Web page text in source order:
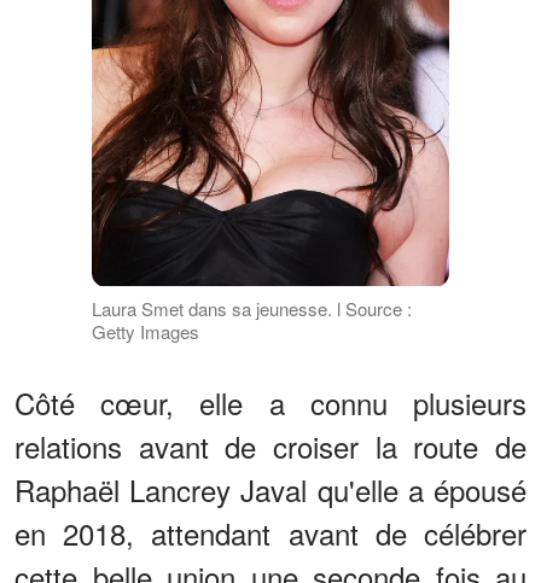
Laura Smet dans sa jeunesse. l Source :
Getty Images
Côté cœur, elle a connu plusieurs
relations avant de croiser la route de
Raphaël Lancrey Javal qu'elle a épousé
en 2018, attendant avant de célébrer